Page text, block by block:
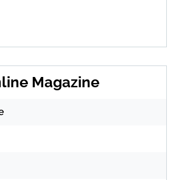
Magazine